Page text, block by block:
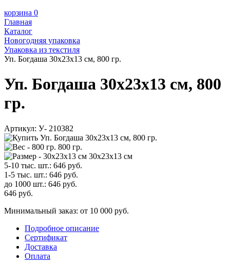
корзина 0
Главная
Каталог
Новогодняя упаковка
Упаковка из текстиля
Уп. Богдаша 30х23х13 см, 800 гр.
Уп. Богдаша 30х23х13 см, 800
гр.
Артикул: У- 210382
800 гр.
30х23х13 см
5-10 тыс. шт.: 646 руб.
1-5 тыс. шт.: 646 руб.
до 1000 шт.: 646 руб.
646 руб.
Минимальный заказ: от 10 000 руб.
Подробное описание
Сертификат
Доставка
Оплата